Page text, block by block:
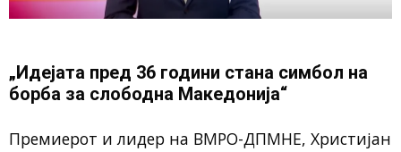
„Идејата пред 36 години стана симбол на
борба за слободна Македонија“
Премиерот и лидер на ВМРО-ДПМНЕ, Христијан